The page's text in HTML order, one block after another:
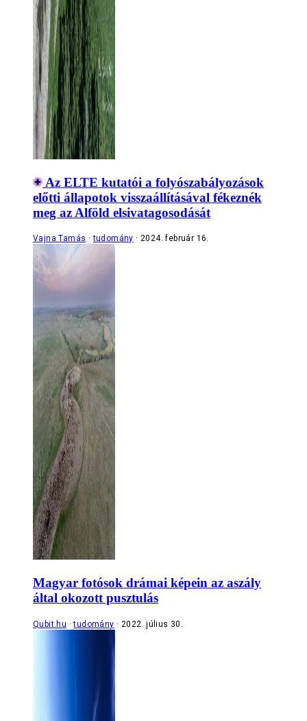
Az ELTE kutatói a folyószabályozások
előtti állapotok visszaállításával fékeznék
meg az Alföld elsivatagosodását
Vajna Tamás tudomány 2024. február 16.
Magyar fotósok drámai képein az aszály
által okozott pusztulás
Qubit.hu tudomány 2022. július 30.